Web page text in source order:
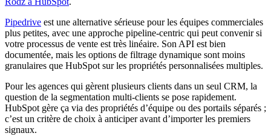
Pipedrive est une alternative sérieuse pour les équipes commerciales
plus petites, avec une approche pipeline-centric qui peut convenir si
votre processus de vente est très linéaire. Son API est bien
documentée, mais les options de filtrage dynamique sont moins
granulaires que HubSpot sur les propriétés personnalisées multiples.
Pour les agences qui gèrent plusieurs clients dans un seul CRM, la
question de la segmentation multi-clients se pose rapidement.
HubSpot gère ça via des propriétés d’équipe ou des portails séparés ;
c’est un critère de choix à anticiper avant d’importer les premiers
signaux.